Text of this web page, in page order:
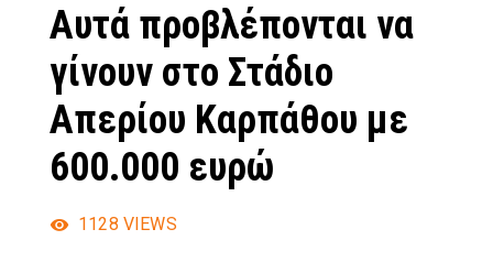
Αυτά προβλέπονται να
γίνουν στο Στάδιο
Απερίου Καρπάθου με
600.000 ευρώ
1128 VIEWS